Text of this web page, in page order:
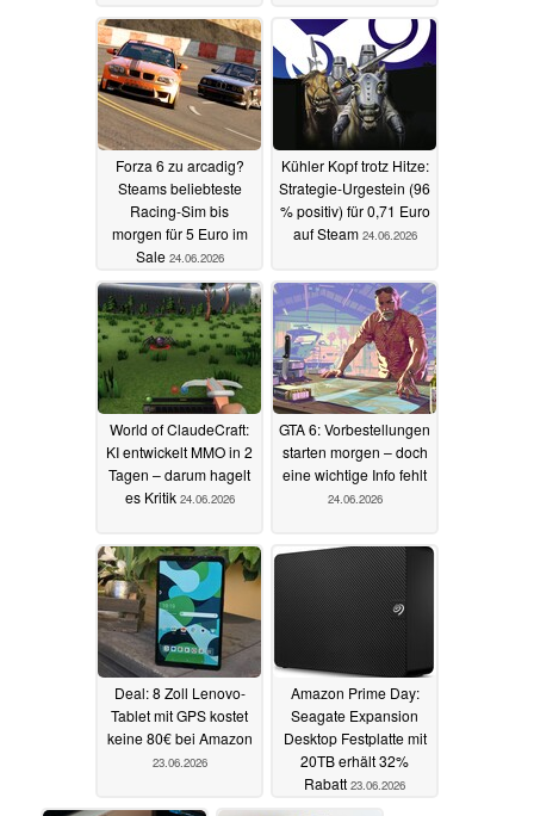
Hersteller25.06.2026
Forza 6 zu arcadig?
Steams beliebteste
Racing-Sim bis
morgen für 5 Euro im
Sale 24.06.2026
Kühler Kopf trotz Hitze:
Strategie-Urgestein (96
% positiv) für 0,71 Euro
auf Steam 24.06.2026
World of ClaudeCraft:
KI entwickelt MMO in 2
Tagen – darum hagelt
es Kritik 24.06.2026
GTA 6: Vorbestellungen
starten morgen – doch
eine wichtige Info fehlt
24.06.2026
Deal: 8 Zoll Lenovo-
Tablet mit GPS kostet
keine 80€ bei Amazon
23.06.2026
Amazon Prime Day:
Seagate Expansion
Desktop Festplatte mit
20TB erhält 32%
Rabatt 23.06.2026